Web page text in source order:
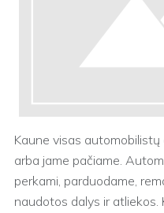
Kaune visas
arba jame pačiame.
perkami, parduodame,
naudotos dalys ir atliekos.